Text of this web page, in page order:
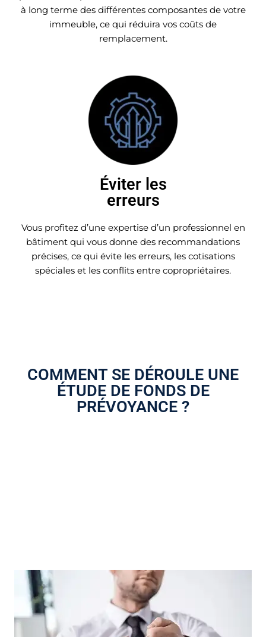
à long terme des différentes composantes de votre
immeuble, ce qui réduira vos coûts de
remplacement.
Éviter les
erreurs
Vous profitez d’une expertise d’un professionnel en
bâtiment qui vous donne des recommandations
précises, ce qui évite les erreurs, les cotisations
spéciales et les conflits entre copropriétaires.
COMMENT SE DÉROULE UNE
ÉTUDE DE FONDS DE
PRÉVOYANCE ?